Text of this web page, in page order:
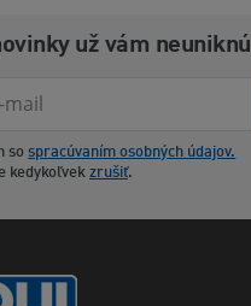
už vám neuniknú
so spracúvaním osobných údajov.
kedykoľvek zrušiť.